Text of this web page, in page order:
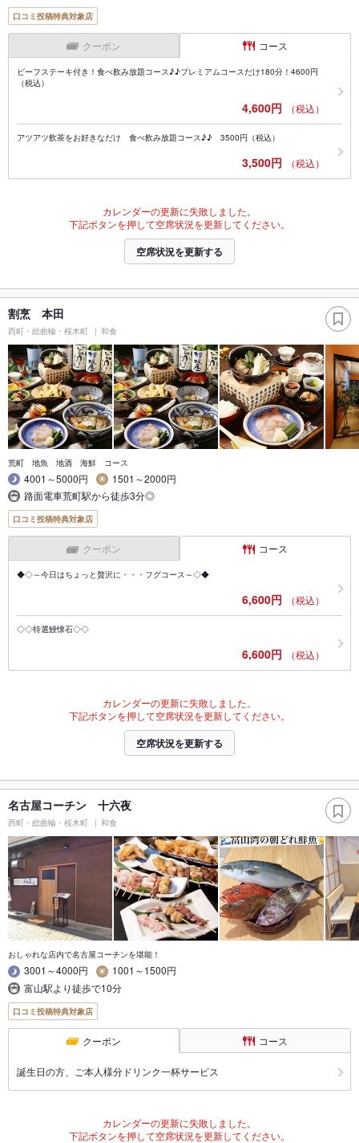
口コミ投稿特典対象店
クーポン コース
ビーフステーキ付き！食べ飲み放題コース♪♪プレミアムコースだけ180分！4600円
（税込）
4,600円 （税込）
アツアツ飲茶をお好きなだけ 食べ飲み放題コース♪♪ 3500円（税込）
3,500円 （税込）
カレンダーの更新に失敗しました。
下記ボタンを押して空席状況を更新してください。
空席状況を更新する
割烹 本田
西町・総曲輪・桜木町 和食
荒町 地魚 地酒 海鮮 コース
4001～5000円
1501～2000円
路面電車荒町駅から徒歩3分◎
口コミ投稿特典対象店
クーポン コース
◆◇～今日はちょっと贅沢に・・・フグコース～◇◆
6,600円 （税込）
◇◇特選鰻懐石◇◇
6,600円 （税込）
カレンダーの更新に失敗しました。
下記ボタンを押して空席状況を更新してください。
空席状況を更新する
名古屋コーチン 十六夜
西町・総曲輪・桜木町 和食
おしゃれな店内で名古屋コーチンを堪能！
3001～4000円
1001～1500円
富山駅より徒歩で10分
口コミ投稿特典対象店
クーポン コース
誕生日の方、ご本人様分ドリンク一杯サービス
カレンダーの更新に失敗しました。
下記ボタンを押して空席状況を更新してください。